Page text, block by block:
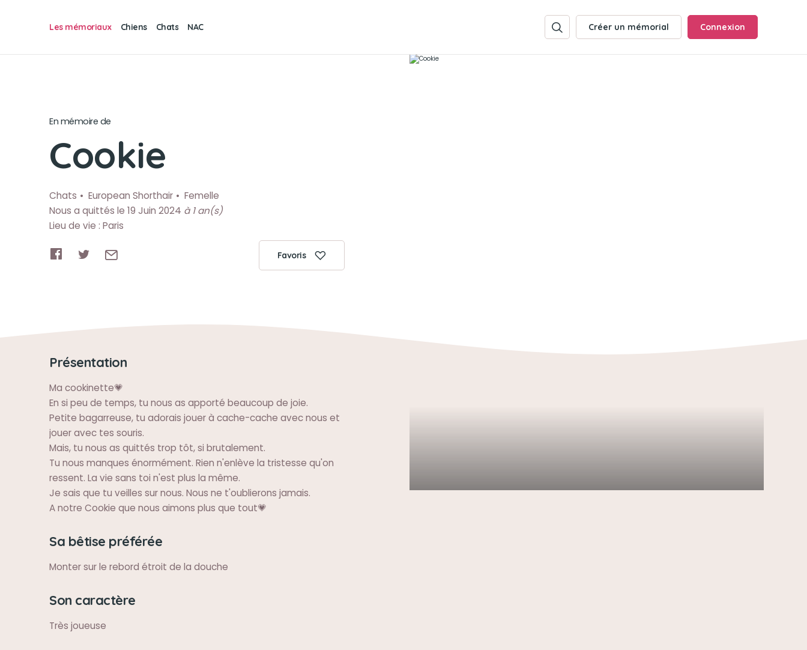
Les mémoriaux Chiens Chats NAC Créer un mémorial Connexion
En mémoire de
Cookie
Chats European Shorthair
Femelle
Nous a quittés le 19 Juin 2024 à 1 an(s)
Lieu de vie : Paris
Favoris
Présentation
Ma cookinette💗
En si peu de temps, tu nous as apporté beaucoup de joie.
Petite bagarreuse, tu adorais jouer à cache-cache avec nous et
jouer avec tes souris.
Mais, tu nous as quittés trop tôt, si brutalement.
Tu nous manques énormément. Rien n'enlève la tristesse qu'on
ressent. La vie sans toi n'est plus la même.
Je sais que tu veilles sur nous. Nous ne t'oublierons jamais.
A notre Cookie que nous aimons plus que tout💗
Sa bêtise préférée
Monter sur le rebord étroit de la douche
Son caractère
Très joueuse